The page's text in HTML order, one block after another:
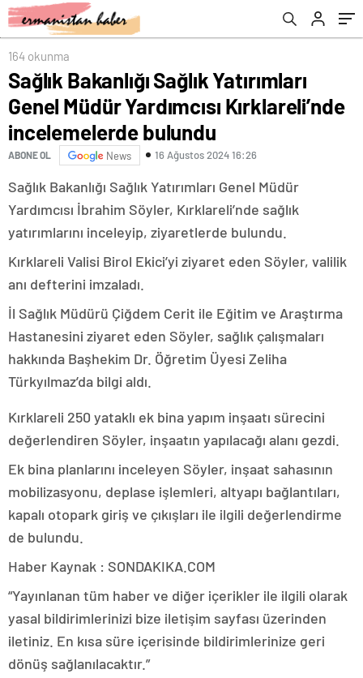
incelemelerde bulundu
164 okunma
Sağlık Bakanlığı Sağlık Yatırımları
Genel Müdür Yardımcısı Kırklareli’nde
incelemelerde bulundu
ABONE OL News 16 Ağustos 2024 16:26
Sağlık Bakanlığı Sağlık Yatırımları Genel Müdür
Yardımcısı İbrahim Söyler, Kırklareli’nde sağlık
yatırımlarını inceleyip, ziyaretlerde bulundu.
Kırklareli Valisi Birol Ekici’yi ziyaret eden Söyler, valilik
anı defterini imzaladı.
İl Sağlık Müdürü Çiğdem Cerit ile Eğitim ve Araştırma
Hastanesini ziyaret eden Söyler, sağlık çalışmaları
hakkında Başhekim Dr. Öğretim Üyesi Zeliha
Türkyılmaz’da bilgi aldı.
Kırklareli 250 yataklı ek bina yapım inşaatı sürecini
değerlendiren Söyler, inşaatın yapılacağı alanı gezdi.
Ek bina planlarını inceleyen Söyler, inşaat sahasının
mobilizasyonu, deplase işlemleri, altyapı bağlantıları,
kapalı otopark giriş ve çıkışları ile ilgili değerlendirme
de bulundu.
Haber Kaynak : SONDAKIKA.COM
“Yayınlanan tüm haber ve diğer içerikler ile ilgili olarak
yasal bildirimlerinizi bize iletişim sayfası üzerinden
iletiniz. En kısa süre içerisinde bildirimlerinize geri
dönüş sağlanılacaktır.”